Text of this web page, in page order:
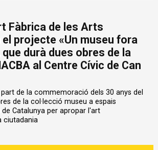
Fàbrica de les Arts
projecte «Un museu fora
que durà dues obres de la
al Centre Cívic de Can
de la commemoració dels 30 anys del
de la col·lecció museu a espais
Catalunya per apropar l'art
ciutadania